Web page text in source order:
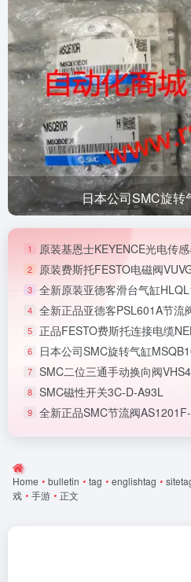
日本公司SMC旋转
1 原装基恩士KEYENCE光电传
2 原装费斯托FESTO电磁阀
3 全新原装亚德客滑台气缸
4 全新正品亚德客PSL601A节流
5 正品FESTO费斯托连接电缆
6 日本公司SMC旋转气缸
7 SMC二位三通手动换向阀
8 SMC磁性开关3C-D-A93L
9 全新正品SMC节流阀
Home • bulletin • tag • englishtag •
戏 • 手游 • 正文